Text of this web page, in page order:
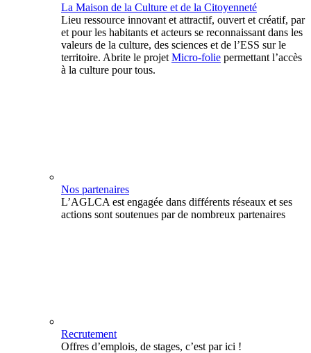
La Maison de la Culture et de la Citoyenneté
Lieu ressource innovant et attractif, ouvert et créatif, par
et pour les habitants et acteurs se reconnaissant dans les
valeurs de la culture, des sciences et de l’ESS sur le
territoire. Abrite le projet Micro-folie permettant l’accès
à la culture pour tous.
Nos partenaires
L’AGLCA est engagée dans différents réseaux et ses
actions sont soutenues par de nombreux partenaires
Recrutement
Offres d’emplois, de stages, c’est par ici !